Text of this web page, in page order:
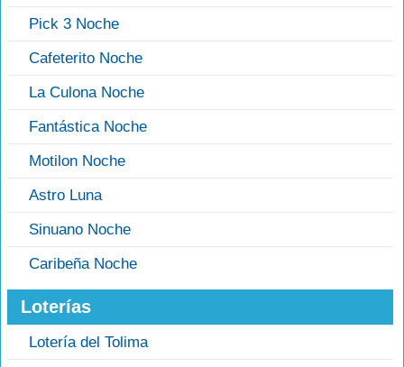
Pick 3 Noche
Cafeterito Noche
La Culona Noche
Fantástica Noche
Motilon Noche
Astro Luna
Sinuano Noche
Caribeña Noche
Loterías
Lotería del Tolima